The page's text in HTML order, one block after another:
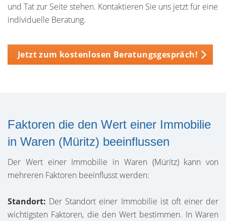
und Tat zur Seite stehen. Kontaktieren Sie uns jetzt für eine
individuelle Beratung.
Jetzt zum kostenlosen Beratungsgespräch!
Faktoren die den Wert einer Immobilie
in Waren (Müritz) beeinflussen
Der Wert einer Immobilie in Waren (Müritz) kann von
mehreren Faktoren beeinflusst werden:
Standort: Der Standort einer Immobilie ist oft einer der
wichtigsten Faktoren, die den Wert bestimmen. In Waren